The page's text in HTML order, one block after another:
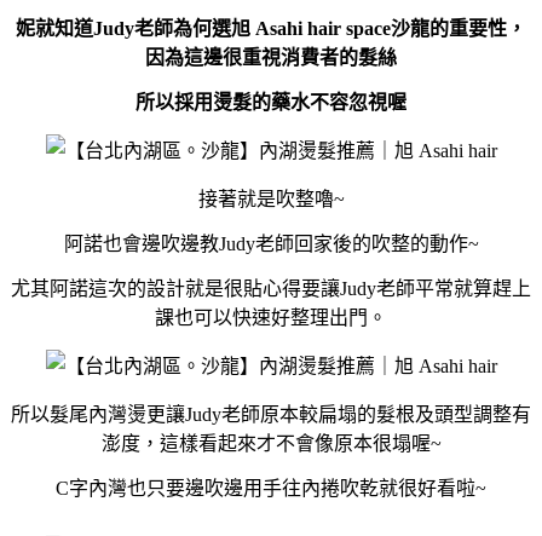
妮就知道Judy老師為何選旭 Asahi hair space沙龍的重要性，
因為這邊很重視消費者的髮絲
所以採用燙髮的藥水不容忽視喔
接著就是吹整嚕~
阿諾也會邊吹邊教Judy老師回家後的吹整的動作~
尤其阿諾這次的設計就是很貼心得要讓Judy老師平常就算趕上
課也可以快速好整理出門。
所以髮尾內灣燙更讓Judy老師原本較扁塌的髮根及頭型調整有
澎度，這樣看起來才不會像原本很塌喔~
C字內灣也只要邊吹邊用手往內捲吹乾就很好看啦~